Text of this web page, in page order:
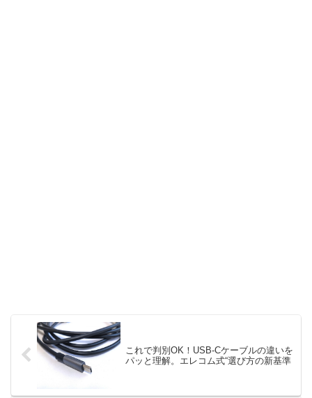
これで判別OK！USB-Cケーブルの違いを
パッと理解。エレコム式“選び方の新基準